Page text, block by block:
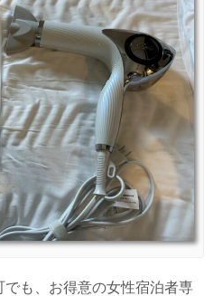
も、お得意の女性宿泊者専